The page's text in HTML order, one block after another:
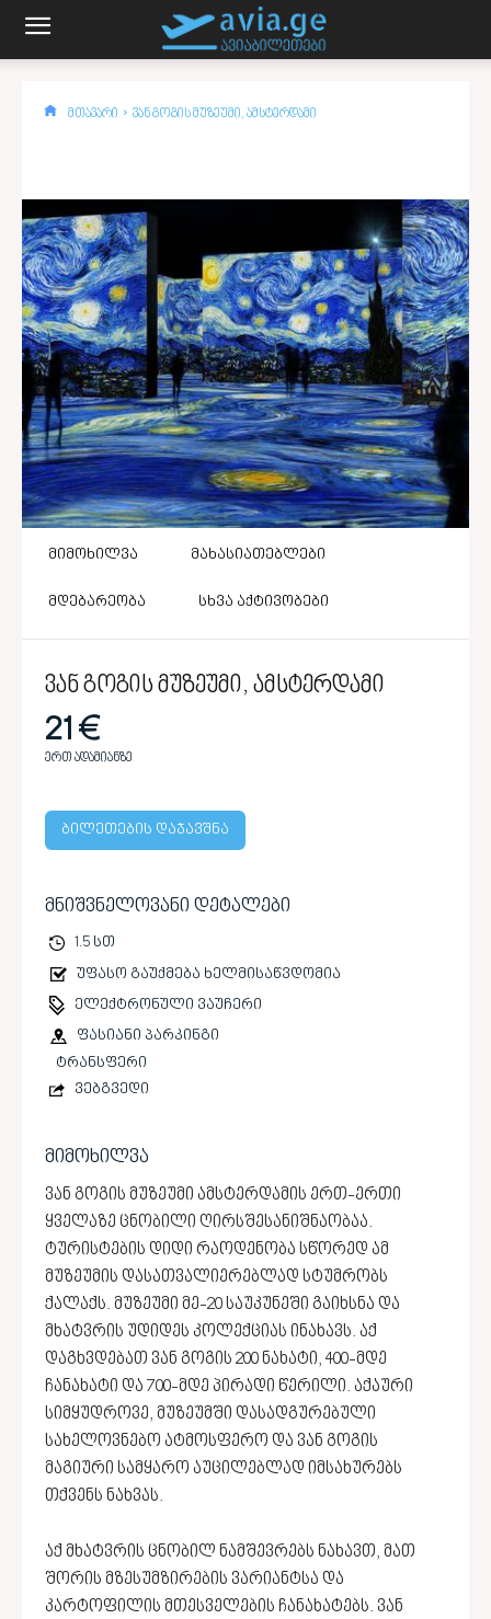
მთავარი ვან გოგის მუზეუმი, ამსტერდამი
მიმოხილვა მახასიათებლები
მდებარეობა სხვა აქტივობები
ვან გოგის მუზეუმი, ამსტერდამი
21 €
ერთ ადამიანზე
ბილეთების დაჯავშნა
მნიშვნელოვანი დეტალები
1.5 სთ
უფასო გაუქმება ხელმისაწვდომია
ელექტრონული ვაუჩერი
ფასიანი პარკინგი
ტრანსფერი
ვებგვედი
მიმოხილვა
ვან გოგის მუზეუმი ამსტერდამის ერთ-ერთი
ყველაზე ცნობილი ღირსშესანიშნაობაა.
ტურისტების დიდი რაოდენობა სწორედ ამ
მუზეუმის დასათვალიერებლად სტუმრობს
ქალაქს. მუზეუმი მე-20 საუკუნეში გაიხსნა და
მხატვრის უდიდეს კოლექციას ინახავს. აქ
დაგხვდებათ ვან გოგის 200 ნახატი, 400-მდე
ჩანახატი და 700-მდე პირადი წერილი. აქაური
სიმყუდროვე, მუზეუმში დასადგურებული
სახელოვნებო ატმოსფერო და ვან გოგის
მაგიური სამყარო აუცილებლად იმსახურებს
თქვენს ნახვას.
აქ მხატვრის ცნობილ ნამშევრებს ნახავთ, მათ
შორის მზესუმზირების ვარიანტსა და
კარტოფილის მთესველების ჩანახატებს. ვან